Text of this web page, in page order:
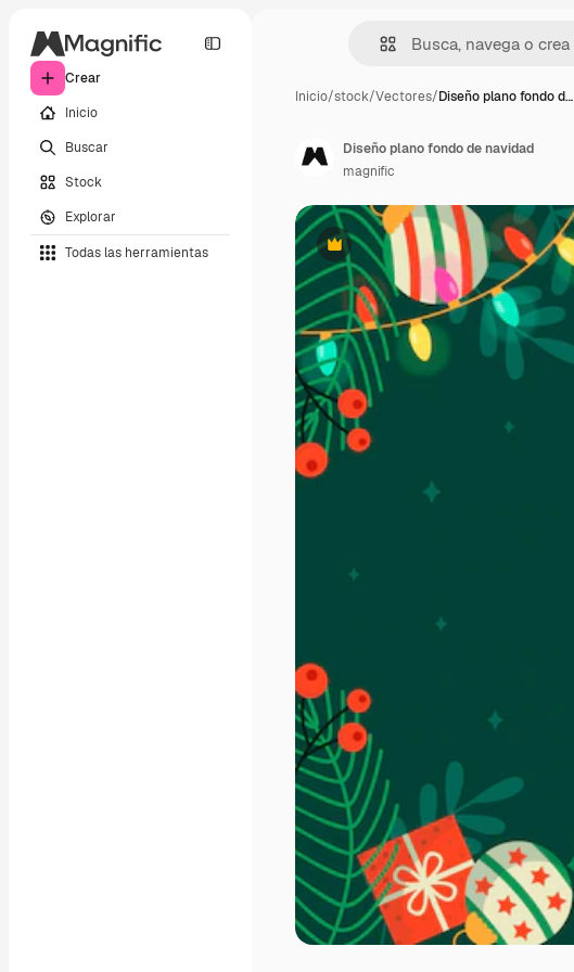
Crear
Inicio
Buscar
Stock
Explorar
Todas las herramientas
Inicio/stock/Vectores/Diseño plano fondo d…
Premium
Diseño plano fondo de navidad
magnific